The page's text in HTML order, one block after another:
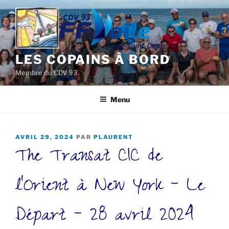
Aller
au
contenu
principal
LES COPAINS À BORD
Membre du CDV 93
Menu
PUBLIÉ
AVRIL 29, 2024 PAR PLAURENT
The Transat CIC de
l’Orient à New York – Le
Départ – 28 avril 2024